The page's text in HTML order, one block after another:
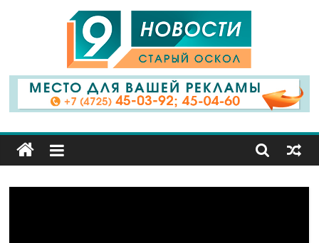
9
Канал
Старый